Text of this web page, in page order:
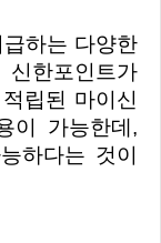
한포인트가
립된 마이신
이 가능한데,
하다는 것이